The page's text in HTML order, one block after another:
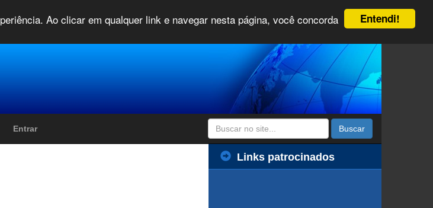
Entendi!
Ao clicar em qualquer link e navegar nesta página, você concorda
Entrar Buscar
Links patrocinados